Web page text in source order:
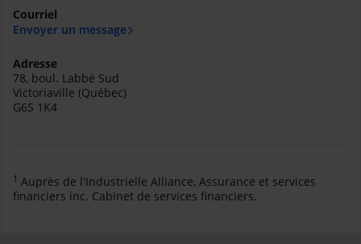
Courriel
Envoyer un message
Adresse
78, boul. Labbé Sud
Victoriaville (Québec)
G6S 1K4
1 Auprès de l'Industrielle Alliance, Assurance et services
financiers inc. Cabinet de services financiers.